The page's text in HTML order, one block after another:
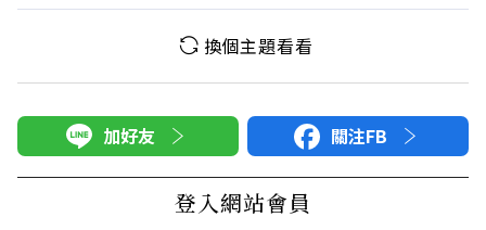
換個主題看看
加好友 關注FB
登入網站會員